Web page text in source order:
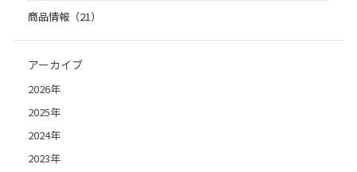
商品情報（21）
アーカイブ
2026年
2025年
2024年
2023年